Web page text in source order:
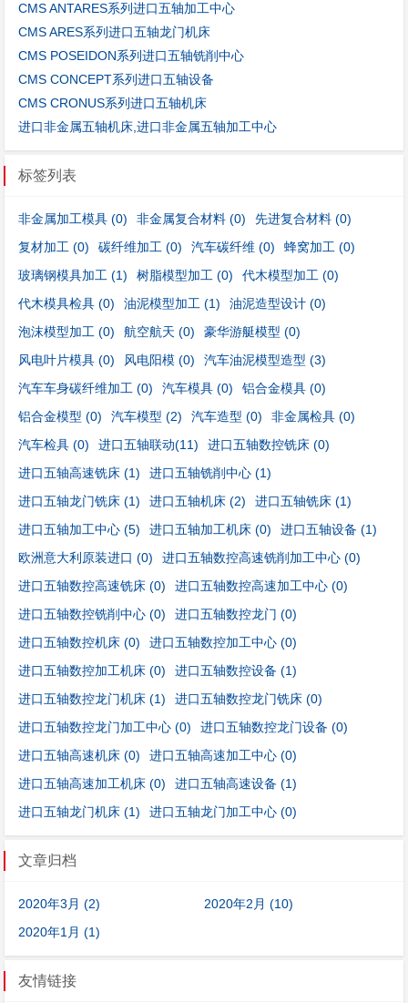
CMS ANTARES系列进口五轴加工中心
CMS ARES系列进口五轴龙门机床
CMS POSEIDON系列进口五轴铣削中心
CMS CONCEPT系列进口五轴设备
CMS CRONUS系列进口五轴机床
进口非金属五轴机床,进口非金属五轴加工中心
标签列表
非金属加工模具 (0) 非金属复合材料 (0) 先进复合材料 (0)
复材加工 (0) 碳纤维加工 (0) 汽车碳纤维 (0) 蜂窝加工 (0)
玻璃钢模具加工 (1) 树脂模型加工 (0) 代木模型加工 (0)
代木模具检具 (0) 油泥模型加工 (1) 油泥造型设计 (0)
泡沫模型加工 (0) 航空航天 (0) 豪华游艇模型 (0)
风电叶片模具 (0) 风电阳模 (0) 汽车油泥模型造型 (3)
汽车车身碳纤维加工 (0) 汽车模具 (0) 铝合金模具 (0)
铝合金模型 (0) 汽车模型 (2) 汽车造型 (0) 非金属检具 (0)
汽车检具 (0) 进口五轴联动(11) 进口五轴数控铣床 (0)
进口五轴高速铣床 (1) 进口五轴铣削中心 (1)
进口五轴龙门铣床 (1) 进口五轴机床 (2) 进口五轴铣床 (1)
进口五轴加工中心 (5) 进口五轴加工机床 (0) 进口五轴设备 (1)
欧洲意大利原装进口 (0) 进口五轴数控高速铣削加工中心 (0)
进口五轴数控高速铣床 (0) 进口五轴数控高速加工中心 (0)
进口五轴数控铣削中心 (0) 进口五轴数控龙门 (0)
进口五轴数控机床 (0) 进口五轴数控加工中心 (0)
进口五轴数控加工机床 (0) 进口五轴数控设备 (1)
进口五轴数控龙门机床 (1) 进口五轴数控龙门铣床 (0)
进口五轴数控龙门加工中心 (0) 进口五轴数控龙门设备 (0)
进口五轴高速机床 (0) 进口五轴高速加工中心 (0)
进口五轴高速加工机床 (0) 进口五轴高速设备 (1)
进口五轴龙门机床 (1) 进口五轴龙门加工中心 (0)
文章归档
2020年3月 (2)
2020年2月 (10)
2020年1月 (1)
友情链接